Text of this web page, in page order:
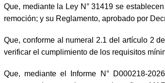
Que, mediante la Ley N° 31419 se
remoción; y su Reglamento, aprobado por
Que, conforme al numeral 2.1 del artículo 2
verificar el cumplimiento de los requisitos
Que, mediante el Informe N° D000218-